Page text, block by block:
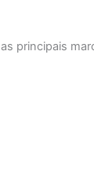
principais